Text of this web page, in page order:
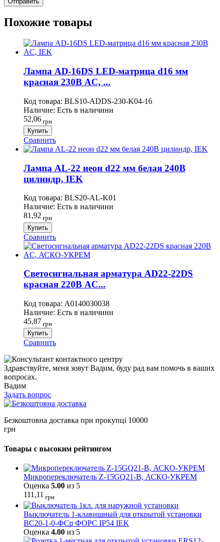
Похожие товары
Лампа AD-16DS LED-матрица d16 мм
красная 230В AC, ...
Код товара: BLS10-ADDS-230-K04-16
Наличие: Есть в наличини
52,06 грн
Купить
Сравнить
Лампа AL-22 неон d22 мм белая 240В
цилиндр, IEK
Код товара: BLS20-AL-K01
Наличие: Есть в наличини
81,92 грн
Купить
Сравнить
Светосигнальная арматура AD22-22DS
красная 220В АC...
Код товара: A0140030038
Наличие: Есть в наличини
45,87 грн
Купить
Сравнить
Здравствуйте, меня зовут Вадим, буду рад вам помочь в ваших
вопросах.
Вадим
Задать вопрос
Безкоштовна доставка при прокупці 10000
грн
Товары с высоким рейтингом
Микропереключатель Z-15GQ21-B, АСКО-УКРЕМ
Оценка 5.00 из 5
111,11 грн
Выключатель 1-клавишный для открытой установки
ВС20-1-0-ФСр ФОРС IP54 IEK
Оценка 4.00 из 5